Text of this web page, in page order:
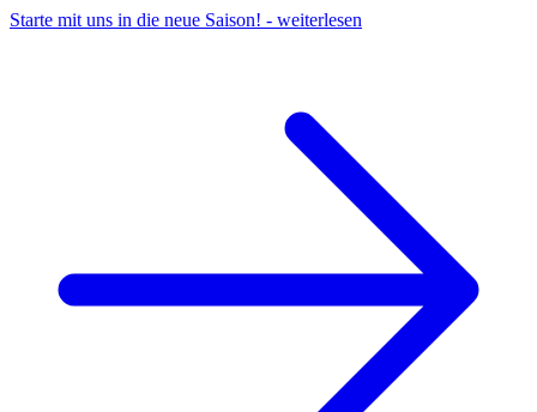
Starte mit uns in die neue Saison! - weiterlesen